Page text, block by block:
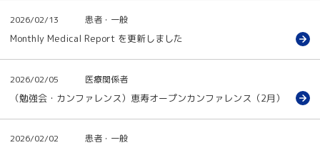
2026/02/13 患者・一般
Monthly Medical Report を更新しました
2026/02/05 医療関係者
（勉強会・カンファレンス）恵寿オープンカンファレンス（2月）
2026/02/02 患者・一般